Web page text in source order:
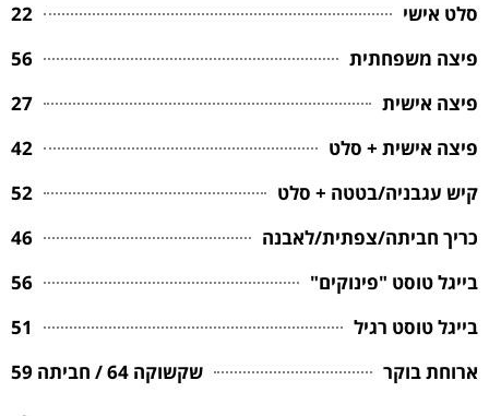
סלט אישי
22
פיצה משפחתית
56
פיצה אישית
27
פיצה אישית + סלט
42
קיש עגבניה/בטטה + סלט
52
כריך חביתה/צפתית/לאבנה
46
בייגל טוסט "פינוקים"
56
בייגל טוסט רגיל
51
ארוחת בוקר
שקשוקה 64 / חביתה 59